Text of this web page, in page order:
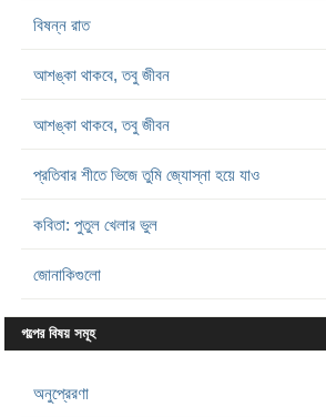
বিষন্ন রাত
আশঙ্কা থাকবে, তবু জীবন
আশঙ্কা থাকবে, তবু জীবন
প্রতিবার শীতে ভিজে তুমি জ্যোস্না হয়ে যাও
কবিতা: পুতুল খেলার ভুল
জোনাকিগুলো
গল্পের বিষয় সমূহ
অনুপ্রেরণা